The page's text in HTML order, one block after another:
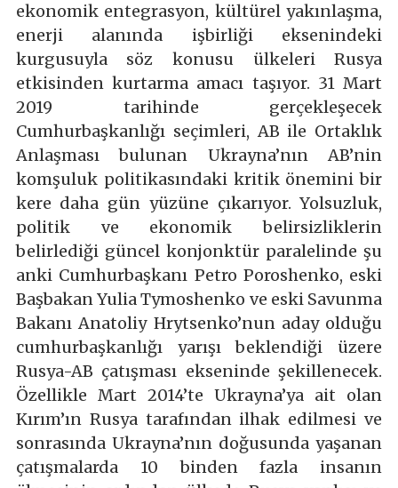
ekonomik entegrasyon, kültürel yakınlaşma,
enerji alanında işbirliği eksenindeki
kurgusuyla söz konusu ülkeleri Rusya
etkisinden kurtarma amacı taşıyor. 31 Mart
2019 tarihinde gerçekleşecek
Cumhurbaşkanlığı seçimleri, AB ile Ortaklık
Anlaşması bulunan Ukrayna’nın AB’nin
komşuluk politikasındaki kritik önemini bir
kere daha gün yüzüne çıkarıyor. Yolsuzluk,
politik ve ekonomik belirsizliklerin
belirlediği güncel konjonktür paralelinde şu
anki Cumhurbaşkanı Petro Poroshenko, eski
Başbakan Yulia Tymoshenko ve eski Savunma
Bakanı Anatoliy Hrytsenko’nun aday olduğu
cumhurbaşkanlığı yarışı beklendiği üzere
Rusya-AB çatışması ekseninde şekillenecek.
Özellikle Mart 2014’te Ukrayna’ya ait olan
Kırım’ın Rusya tarafından ilhak edilmesi ve
sonrasında Ukrayna’nın doğusunda yaşanan
çatışmalarda 10 binden fazla insanın